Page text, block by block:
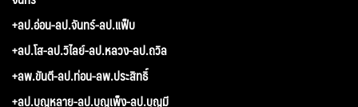
+ลป.อ่อน-ลป.จันทร์-ลป.แฟ็บ
+ลป.โส-ลป.วิไลย์-ลป.หลวง-ลป.ถวิล
+ลพ.ขันตี-ลป.ท่อน-ลพ.ประสิทธิ์
+ลป.บุญหลาย-ลป.บุญเพ็ง-ลป.บุญมี